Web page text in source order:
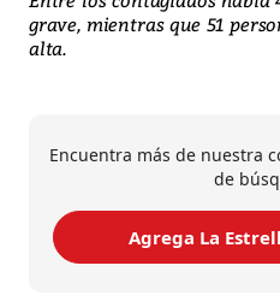
grave, mientras que 51
alta.
Encuentra más de nuestra
de
Agrega La